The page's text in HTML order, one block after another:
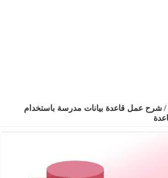
/ شرح عمل قاعدة بيانات مدرسة باستخدام